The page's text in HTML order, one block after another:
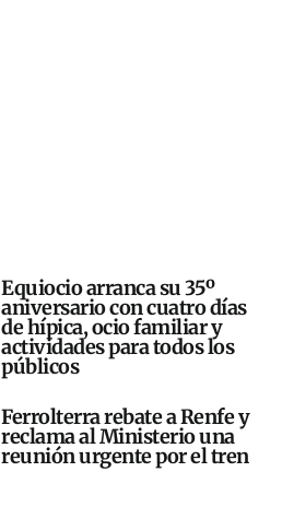
Equiocio arranca su 35º
aniversario con cuatro días
de hípica, ocio familiar y
actividades para todos los
públicos
Ferrolterra rebate a Renfe y
reclama al Ministerio una
reunión urgente por el tren